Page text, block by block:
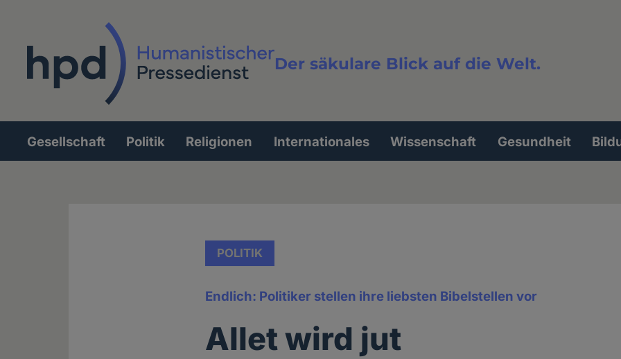
Der säkulare Blick auf die Welt.
Volltextsuche
Hauptnavigation
Gesellschaft Politik Religionen Internationales Wissenschaft Gesundheit
POLITIK
Endlich: Politiker stellen ihre liebsten Bibelstellen vor
Allet wird jut